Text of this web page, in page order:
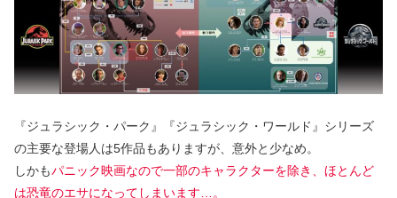
『ジュラシック・パーク』『ジュラシック・ワールド』シリーズ
の主要な登場人は5作品もありますが、意外と少なめ。
しかもパニック映画なので一部のキャラクターを除き、ほとんど
は恐竜のエサになってしまいます…。